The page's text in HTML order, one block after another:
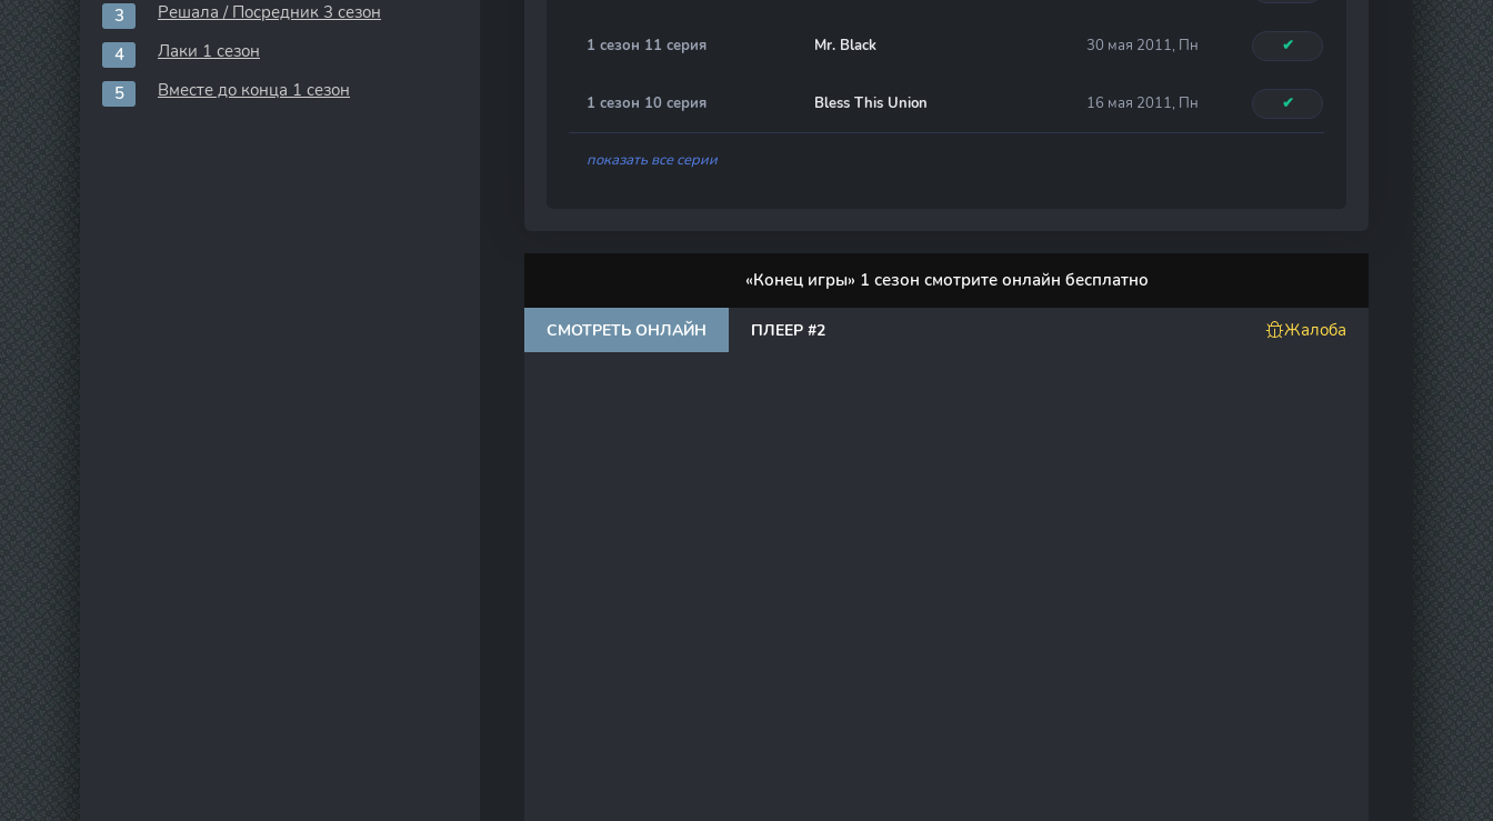
1 сезон 11 серия Mr. Black 30 мая 2011, Пн ✔
1 сезон 10 серия Bless This Union 16 мая 2011, Пн ✔
показать все серии
«Конец игры» 1 сезон смотрите онлайн бесплатно
СМОТРЕТЬ ОНЛАЙН ПЛЕЕР #2 Жалоба
Решала / Посредник 3 сезон
Лаки 1 сезон
Вместе до конца 1 сезон